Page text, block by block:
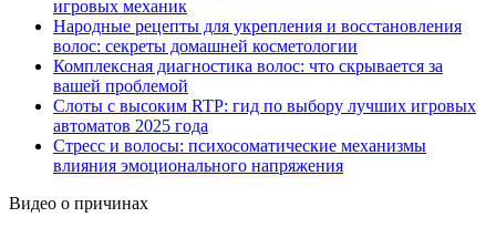
игровых механик
Народные рецепты для укрепления и восстановления
волос: секреты домашней косметологии
Комплексная диагностика волос: что скрывается за
вашей проблемой
Слоты с высоким RTP: гид по выбору лучших игровых
автоматов 2025 года
Стресс и волосы: психосоматические механизмы
влияния эмоционального напряжения
Видео о причинах